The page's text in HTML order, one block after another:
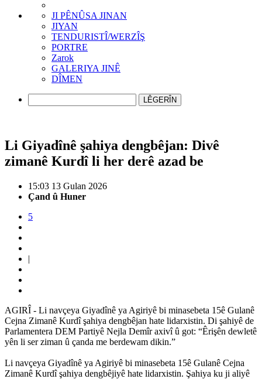
JI PÊNÛSA JINAN
JIYAN
TENDURISTÎ/WERZÎŞ
PORTRE
Zarok
GALERIYA JINÊ
DÎMEN
LÊGERÎN
Li Giyadînê şahiya dengbêjan: Divê
zimanê Kurdî li her derê azad be
15:03 13 Gulan 2026
Çand û Huner
5
|
AGIRÎ - Li navçeya Giyadînê ya Agiriyê bi minasebeta 15ê Gulanê
Cejna Zimanê Kurdî şahiya dengbêjan hate lidarxistin. Di şahiyê de
Parlamentera DEM Partiyê Nejla Demîr axivî û got: “Êrişên dewletê
yên li ser ziman û çanda me berdewam dikin.”
Li navçeya Giyadînê ya Agiriyê bi minasebeta 15ê Gulanê Cejna
Zimanê Kurdî şahiya dengbêjiyê hate lidarxistin. Şahiya ku ji aliyê